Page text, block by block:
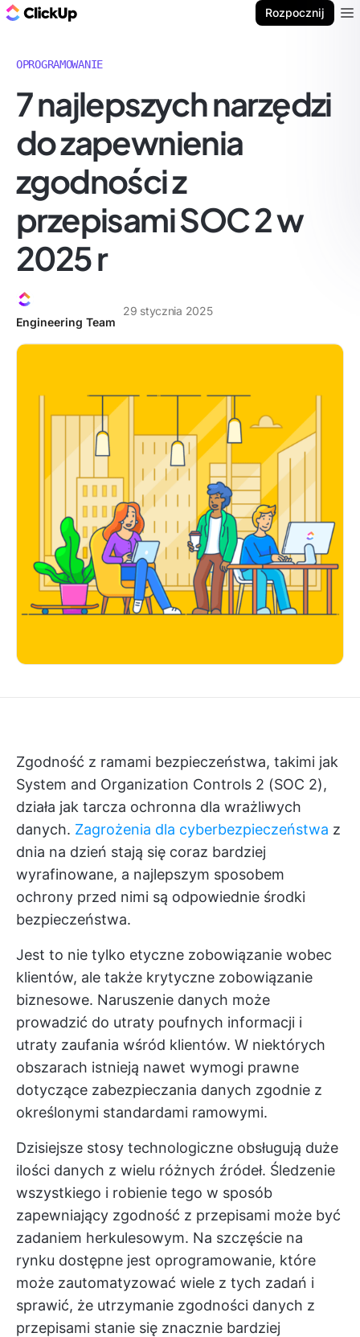
Rozpocznij
OPROGRAMOWANIE
7 najlepszych narzędzi
do zapewnienia
zgodności z
przepisami SOC 2 w
2025 r
Engineering Team
29 stycznia 2025
Zgodność z ramami bezpieczeństwa, takimi jak
System and Organization Controls 2 (SOC 2),
działa jak tarcza ochronna dla wrażliwych
danych. Zagrożenia dla cyberbezpieczeństwa z
dnia na dzień stają się coraz bardziej
wyrafinowane, a najlepszym sposobem
ochrony przed nimi są odpowiednie środki
bezpieczeństwa.
Jest to nie tylko etyczne zobowiązanie wobec
klientów, ale także krytyczne zobowiązanie
biznesowe. Naruszenie danych może
prowadzić do utraty poufnych informacji i
utraty zaufania wśród klientów. W niektórych
obszarach istnieją nawet wymogi prawne
dotyczące zabezpieczania danych zgodnie z
określonymi standardami ramowymi.
Dzisiejsze stosy technologiczne obsługują duże
ilości danych z wielu różnych źródeł. Śledzenie
wszystkiego i robienie tego w sposób
zapewniający zgodność z przepisami może być
zadaniem herkulesowym. Na szczęście na
rynku dostępne jest oprogramowanie, które
może zautomatyzować wiele z tych zadań i
sprawić, że utrzymanie zgodności danych z
przepisami stanie się znacznie bardziej